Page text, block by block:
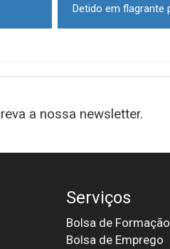
a nossa newsletter.
Serviços
Bolsa de Formação
Bolsa de Emprego